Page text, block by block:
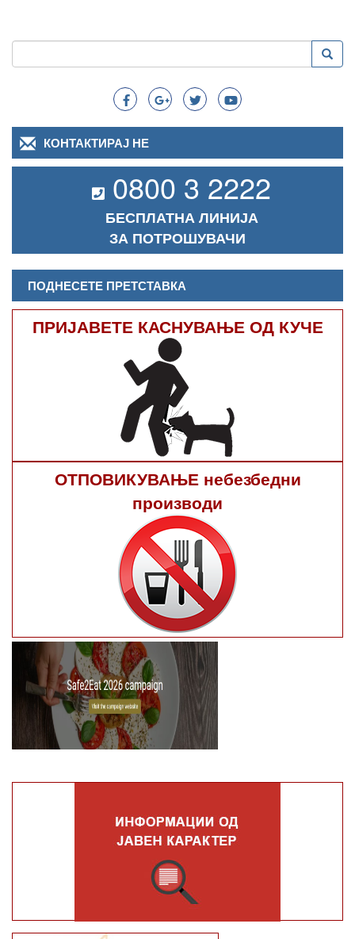
Search
Пребарување
КОНТАКТИРАЈ НЕ
0800 3 2222
БЕСПЛАТНА ЛИНИЈА
ЗА ПОТРОШУВАЧИ
ПОДНЕСЕТЕ ПРЕТСТАВКА
ПРИЈАВЕТЕ КАСНУВАЊЕ ОД КУЧЕ
ОТПОВИКУВАЊЕ небезбедни
производи